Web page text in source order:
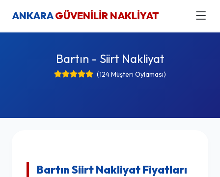
ANKARAGÜVENİLİR NAKLİYAT
Bartın - Siirt Nakliyat
(124 Müşteri Oylaması)
Bartın Siirt Nakliyat Fiyatları